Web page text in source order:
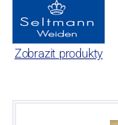
Zobrazit produkty